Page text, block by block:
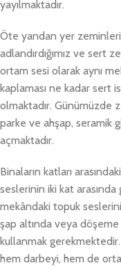
yayılmaktadır.
Öte yandan yer
adlandırdığımız ve sert
ortam sesi olarak aynı
kaplaması ne kadar sert
olmaktadır. Günümüzde
parke ve ahşap, seramik
açmaktadır.
Binaların katları
seslerinin iki kat arasında
mekândaki topuk
şap altında veya döşeme
kullanmak
hem darbeyi, hem de